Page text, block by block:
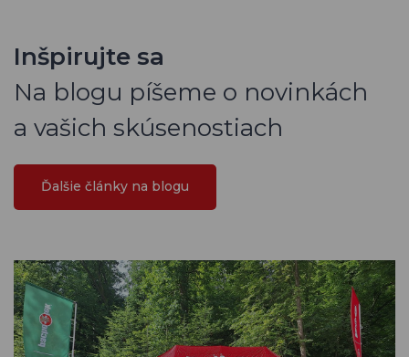
Inšpirujte sa
Na blogu píšeme o novinkách
a vašich skúsenostiach
Ďalšie články na blogu